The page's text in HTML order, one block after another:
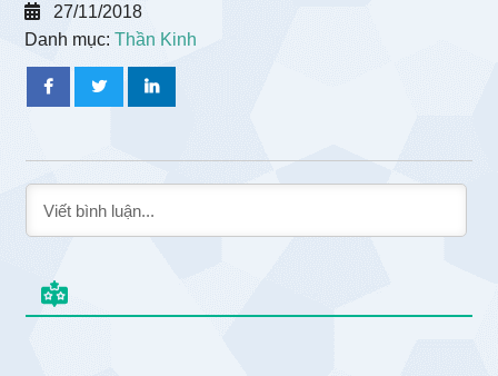
27/11/2018
Danh mục:Thần Kinh